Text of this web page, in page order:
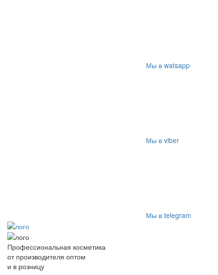
Мы в watsapp
Мы в viber
Мы в telegram
Профессиональная косметика
от производителя оптом
и в розницу